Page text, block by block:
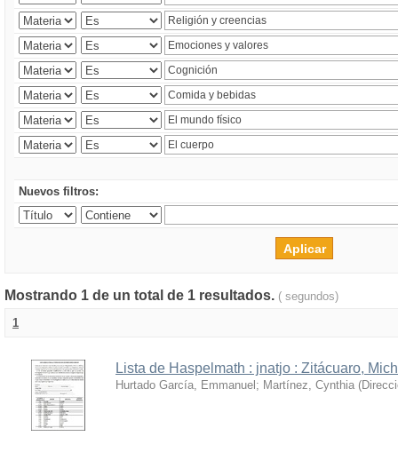
Nuevos filtros:
Mostrando 1 de un total de 1 resultados. ( segundos)
1
Lista de Haspelmath : jnatjo : Zitácuaro,
Hurtado García, Emmanuel ; Martínez, Cynthia (